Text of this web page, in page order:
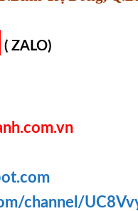
( ZALO)
channel/